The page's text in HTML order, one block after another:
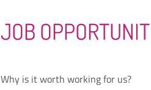
JOB
Why is it worth working for us?